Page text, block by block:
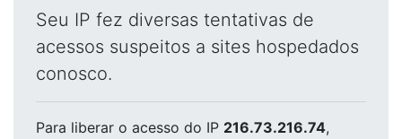
Seu IP fez diversas tentativas de
acessos suspeitos a sites hospedados
conosco.
Para liberar o acesso do IP 216.73.216.74,